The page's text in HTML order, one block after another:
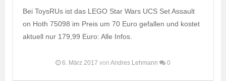
Bei ToysRUs ist das LEGO Star Wars UCS Set Assault
on Hoth 75098 im Preis um 70 Euro gefallen und kostet
aktuell nur 179,99 Euro: Alle Infos.
6. März 2017 von Andres Lehmann 0